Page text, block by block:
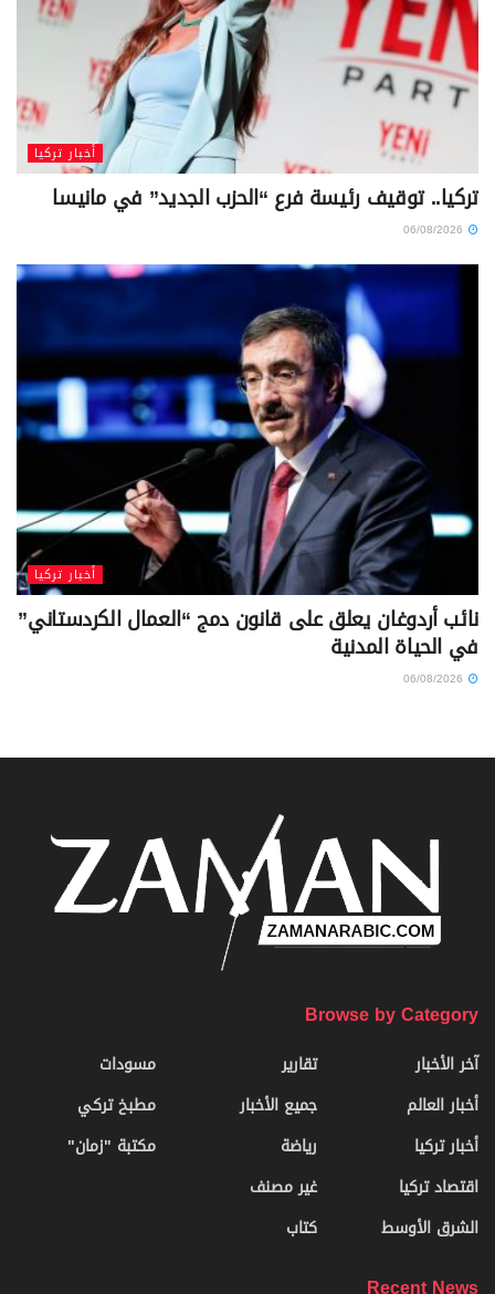
أخبار تركيا
تركيا.. توقيف رئيسة فرع “الحزب الجديد” في مانيسا
أخبار تركيا
نائب أردوغان يعلق على قانون دمج “العمال الكردستاني”
في الحياة المدنية
Browse by Category
آخر الأخبار
أخبار العالم
أخبار تركيا
اقتصاد تركيا
الشرق الأوسط
تقارير
جميع الأخبار
رياضة
غير مصنف
كتاب
مسودات
مطبخ تركي
مكتبة "زمان"